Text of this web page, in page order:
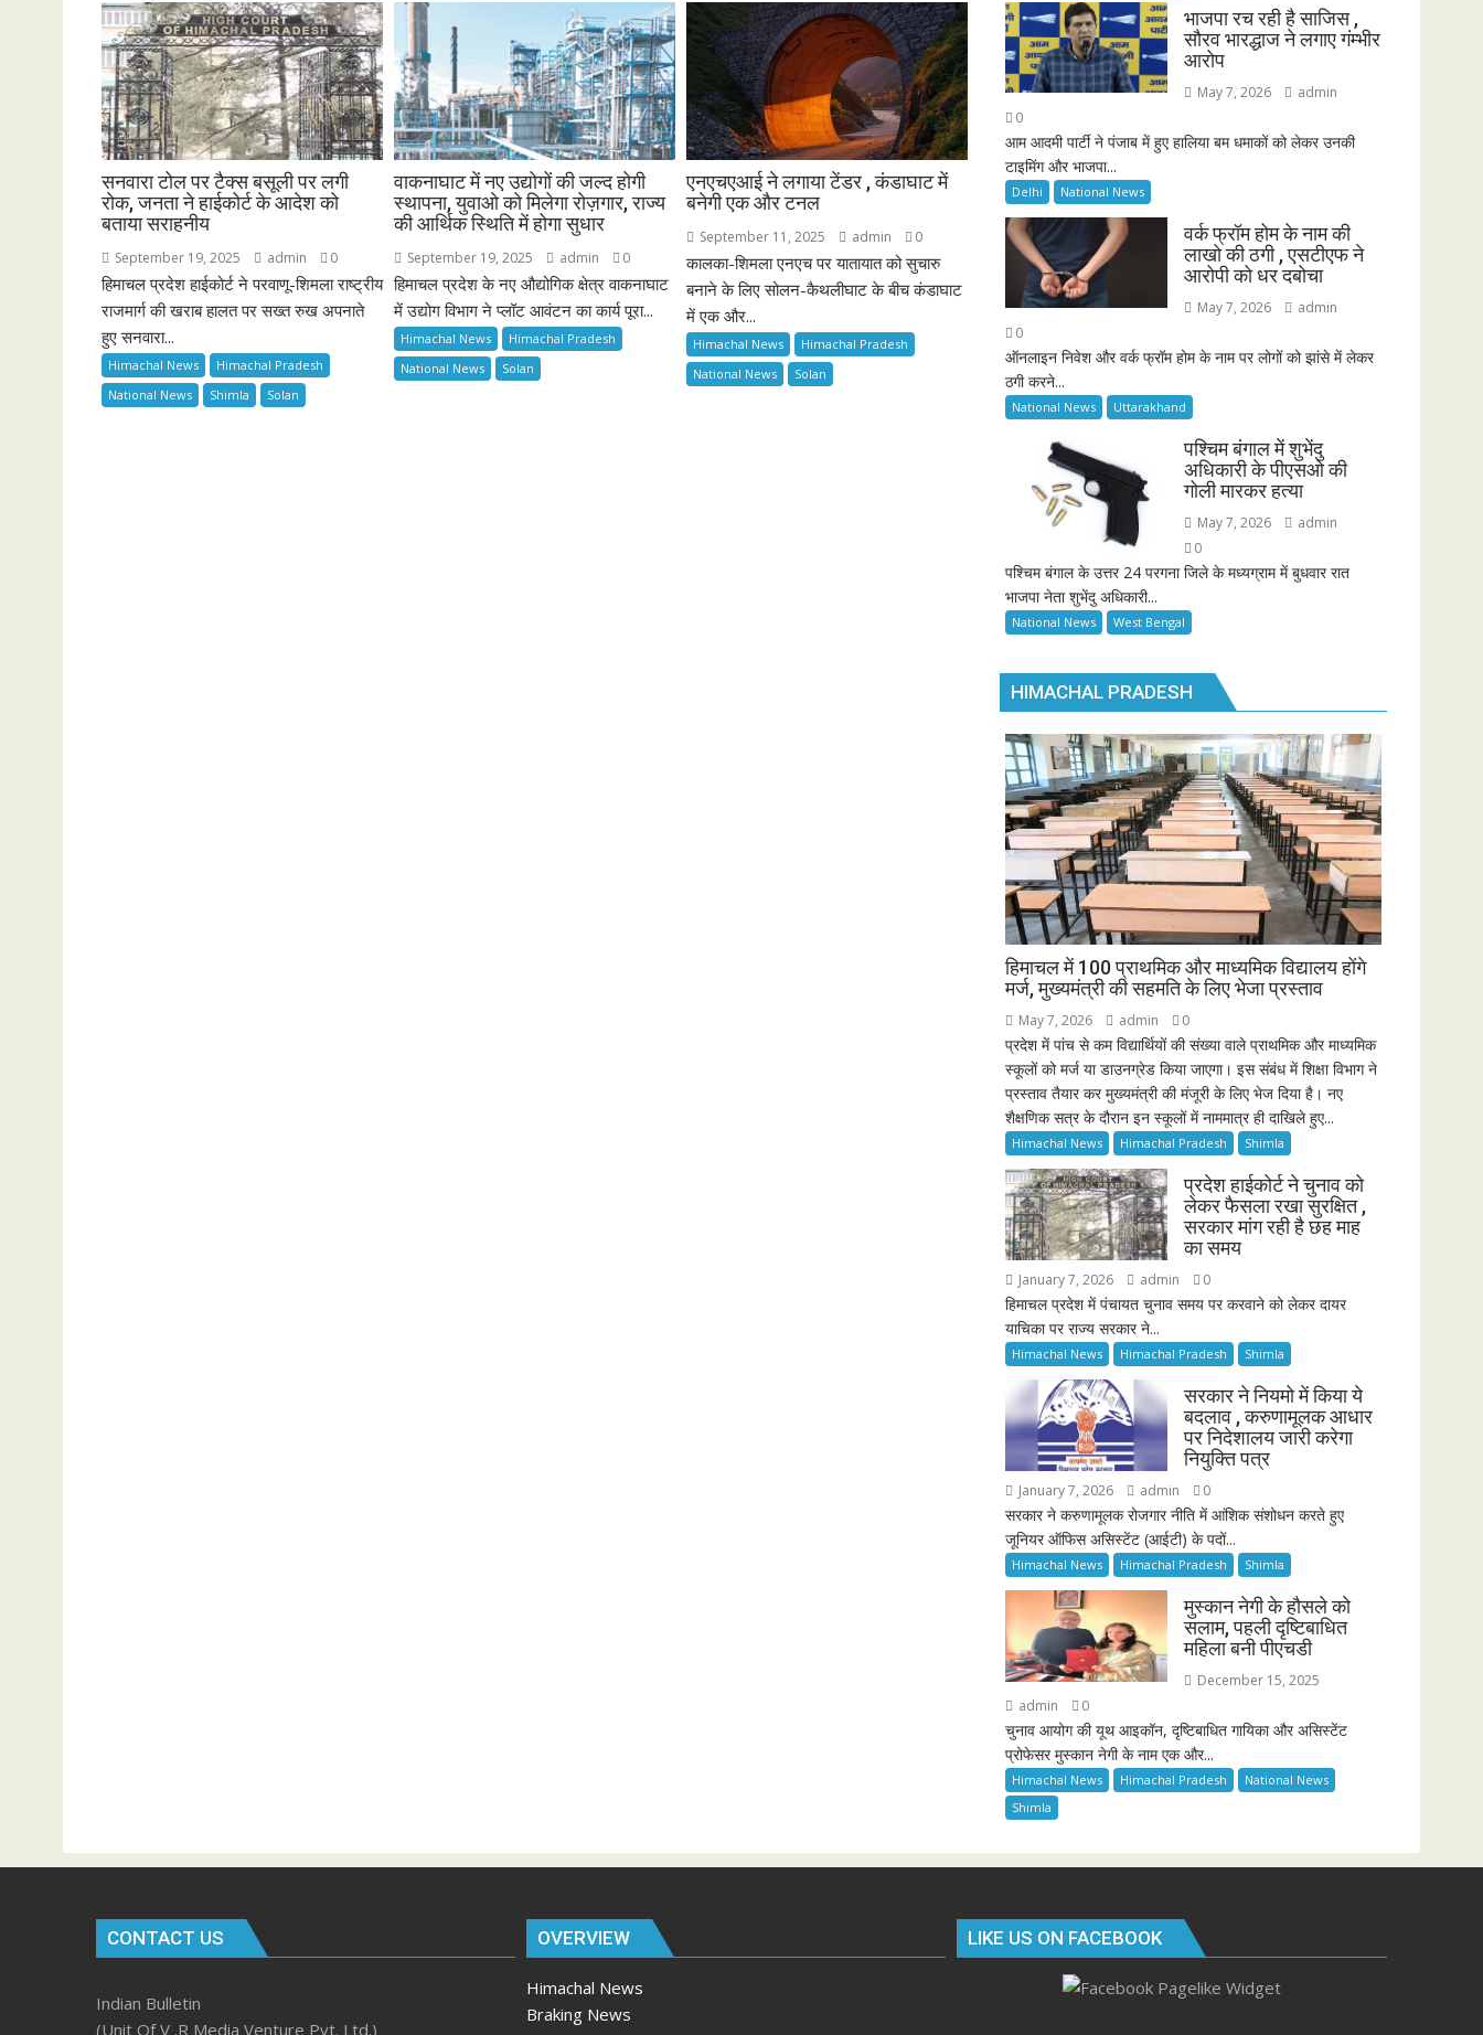
सनवारा टोल पर टैक्स बसूली पर लगी
रोक, जनता ने हाईकोर्ट के आदेश को
बताया सराहनीय
September 19, 2025 admin 0
हिमाचल प्रदेश हाईकोर्ट ने परवाणू-शिमला राष्ट्रीय
राजमार्ग की खराब हालत पर सख्त रुख अपनाते
हुए सनवारा...
Himachal News
Himachal Pradesh
National News
Shimla Solan
वाकनाघाट में नए उद्योगों की जल्द होगी
स्थापना, युवाओ को मिलेगा रोज़गार, राज्य
की आर्थिक स्थिति में होगा सुधार
September 19, 2025 admin 0
हिमाचल प्रदेश के नए औद्योगिक क्षेत्र वाकनाघाट
में उद्योग विभाग ने प्लॉट आवंटन का कार्य पूरा...
Himachal News
Himachal Pradesh
National News
Solan
एनएचएआई ने लगाया टेंडर , कंडाघाट में
बनेगी एक और टनल
September 11, 2025 admin 0
कालका-शिमला एनएच पर यातायात को सुचारु
बनाने के लिए सोलन-कैथलीघाट के बीच कंडाघाट
में एक और...
Himachal News
Himachal Pradesh
National News
Solan
भाजपा रच रही है साजिस ,
सौरव भारद्धाज ने लगाए गंम्भीर
आरोप
May 7, 2026
admin
0
आम आदमी पार्टी ने पंजाब में हुए हालिया बम धमाकों को लेकर उनकी
टाइमिंग और भाजपा...
Delhi National News
वर्क फ्रॉम होम के नाम की
लाखो की ठगी , एसटीएफ ने
आरोपी को धर दबोचा
May 7, 2026
admin
0
ऑनलाइन निवेश और वर्क फ्रॉम होम के नाम पर लोगों को झांसे में लेकर
ठगी करने...
National News Uttarakhand
पश्चिम बंगाल में शुभेंदु
अधिकारी के पीएसओ की
गोली मारकर हत्या
May 7, 2026
admin
0
पश्चिम बंगाल के उत्तर 24 परगना जिले के मध्यग्राम में बुधवार रात
भाजपा नेता शुभेंदु अधिकारी...
National News West Bengal
HIMACHAL PRADESH
हिमाचल में 100 प्राथमिक और माध्यमिक विद्यालय होंगे
मर्ज, मुख्यमंत्री की सहमति के लिए भेजा प्रस्ताव
May 7, 2026 admin 0
प्रदेश में पांच से कम विद्यार्थियों की संख्या वाले प्राथमिक और माध्यमिक
स्कूलों को मर्ज या डाउनग्रेड किया जाएगा। इस संबंध में शिक्षा विभाग ने
प्रस्ताव तैयार कर मुख्यमंत्री की मंजूरी के लिए भेज दिया है। नए
शैक्षणिक सत्र के दौरान इन स्कूलों में नाममात्र ही दाखिले हुए...
Himachal News Himachal Pradesh Shimla
प्रदेश हाईकोर्ट ने चुनाव को
लेकर फैसला रखा सुरक्षित ,
सरकार मांग रही है छह माह
का समय
January 7, 2026 admin 0
हिमाचल प्रदेश में पंचायत चुनाव समय पर करवाने को लेकर दायर
याचिका पर राज्य सरकार ने...
Himachal News Himachal Pradesh Shimla
सरकार ने नियमो में किया ये
बदलाव , करुणामूलक आधार
पर निदेशालय जारी करेगा
नियुक्ति पत्र
January 7, 2026 admin 0
सरकार ने करुणामूलक रोजगार नीति में आंशिक संशोधन करते हुए
जूनियर ऑफिस असिस्टेंट (आईटी) के पदों...
Himachal News Himachal Pradesh Shimla
मुस्कान नेगी के हौसले को
सलाम, पहली दृष्टिबाधित
महिला बनी पीएचडी
December 15, 2025
admin
0
चुनाव आयोग की यूथ आइकॉन, दृष्टिबाधित गायिका और असिस्टेंट
प्रोफेसर मुस्कान नेगी के नाम एक और...
Himachal News Himachal Pradesh
National News
Shimla
CONTACT US
Indian Bulletin
(Unit Of V .R Media Venture Pvt. Ltd.)
OVERVIEW
Himachal News
Braking News
LIKE US ON FACEBOOK